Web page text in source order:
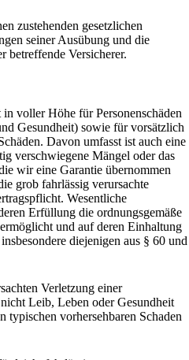
zustehenden gesetzlichen
seiner Ausübung und die
betreffende Versicherer.
voller Höhe für Personenschäden
Gesundheit) sowie für vorsätzlich
Davon umfasst ist auch eine
verschwiegene Mängel oder das
wir eine Garantie übernommen
grob fahrlässig verursachte
Wesentliche
Erfüllung die ordnungsgemäße
und auf deren Einhaltung
diejenigen aus § 60 und
Verletzung einer
Leib, Leben oder Gesundheit
typischen vorhersehbaren Schaden